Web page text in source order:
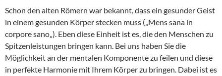
Schon den alten Römern war bekannt, dass ein gesunder Geist
in einem gesunden Körper stecken muss („Mens sana in
corpore sano„). Eben diese Einheit ist es, die den Menschen zu
Spitzenleistungen bringen kann. Bei uns haben Sie die
Möglichkeit an der mentalen Komponente zu feilen und diese
in perfekte Harmonie mit Ihrem Körper zu bringen. Dabei ist es